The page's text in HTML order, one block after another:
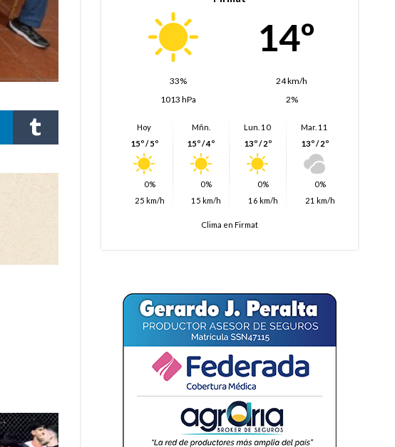
14º
33%
24 km/h
1013 hPa
2%
Hoy
15º / 5º
0%
25 km/h
Mñn.
15º / 4º
0%
15 km/h
Lun. 10
13º / 2º
0%
16 km/h
Mar. 11
13º / 2º
0%
21 km/h
Clima en Firmat